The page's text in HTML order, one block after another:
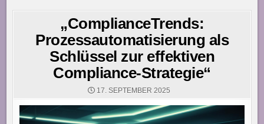
„ComplianceTrends:
Prozessautomatisierung als
Schlüssel zur effektiven
Compliance-Strategie“
17. SEPTEMBER 2025